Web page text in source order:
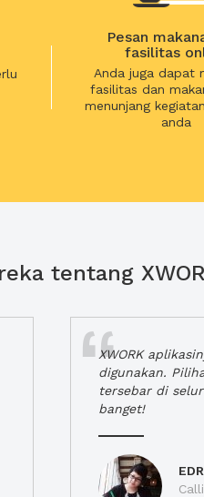
Pesan
fasilitas
Anda juga dapat
fasilitas dan
menunjang
anda
tentang
XWORK
digunakan.
tersebar di
banget!